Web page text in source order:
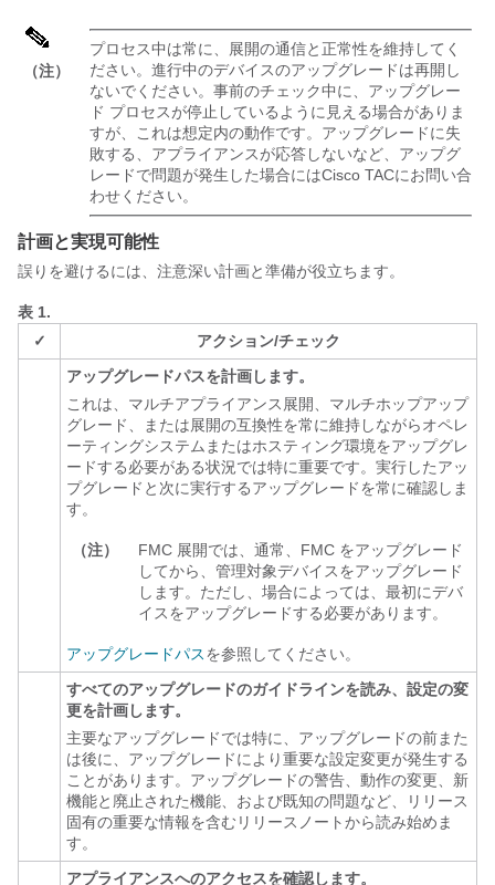
（注）
プロセス中は常に、展開の通信と正常性を維持してく
ださい。進行中のデバイスのアップグレードは再開し
ないでください。 事前のチェック中に、アップグレー
ド プロセスが停止しているように見える場合がありま
すが、これは想定内の動作です。アップグレードに失
敗する、アプライアンスが応答しないなど、アップグ
レードで問題が発生した場合にはCisco TACにお問い合
わせください。
計画と実現可能性
誤りを避けるには、注意深い計画と準備が役立ちます。
表 1.
✓
アクション/チェック
アップグレードパスを計画します。
これは、マルチアプライアンス展開、マルチホップアップ
グレード、または展開の互換性を常に維持しながらオペレ
ーティングシステムまたはホスティング環境をアップグレ
ードする必要がある状況では特に重要です。実行したアッ
プグレードと次に実行するアップグレードを常に確認しま
す。
（注）
FMC 展開では、通常、FMC をアップグレード
してから、管理対象デバイスをアップグレード
します。ただし、場合によっては、最初にデバ
イスをアップグレードする必要があります。
アップグレードパスを参照してください。
すべてのアップグレードのガイドラインを読み、設定の変
更を計画します。
主要なアップグレードでは特に、アップグレードの前また
は後に、アップグレードにより重要な設定変更が発生する
ことがあります。アップグレードの警告、動作の変更、新
機能と廃止された機能、および既知の問題など、リリース
固有の重要な情報を含むリリースノートから読み始めま
す。
アプライアンスへのアクセスを確認します。